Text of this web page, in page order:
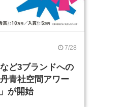
7/28
ど3ブランドへの
青社空間アワー
が開始